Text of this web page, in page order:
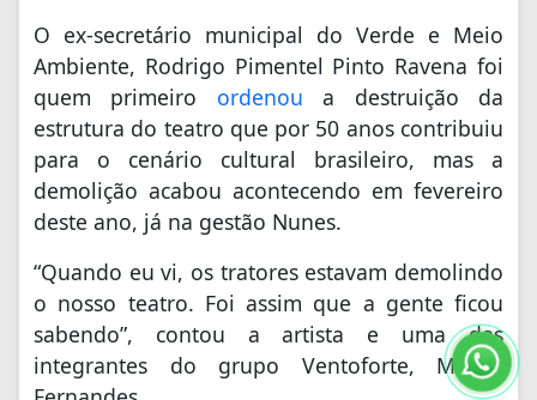
O ex-secretário municipal do Verde e Meio
Ambiente, Rodrigo Pimentel Pinto Ravena foi
quem primeiro ordenou a destruição da
estrutura do teatro que por 50 anos contribuiu
para o cenário cultural brasileiro, mas a
demolição acabou acontecendo em fevereiro
deste ano, já na gestão Nunes.
“Quando eu vi, os tratores estavam demolindo
o nosso teatro. Foi assim que a gente ficou
sabendo”, contou a artista e uma das
integrantes do grupo Ventoforte, Márcia